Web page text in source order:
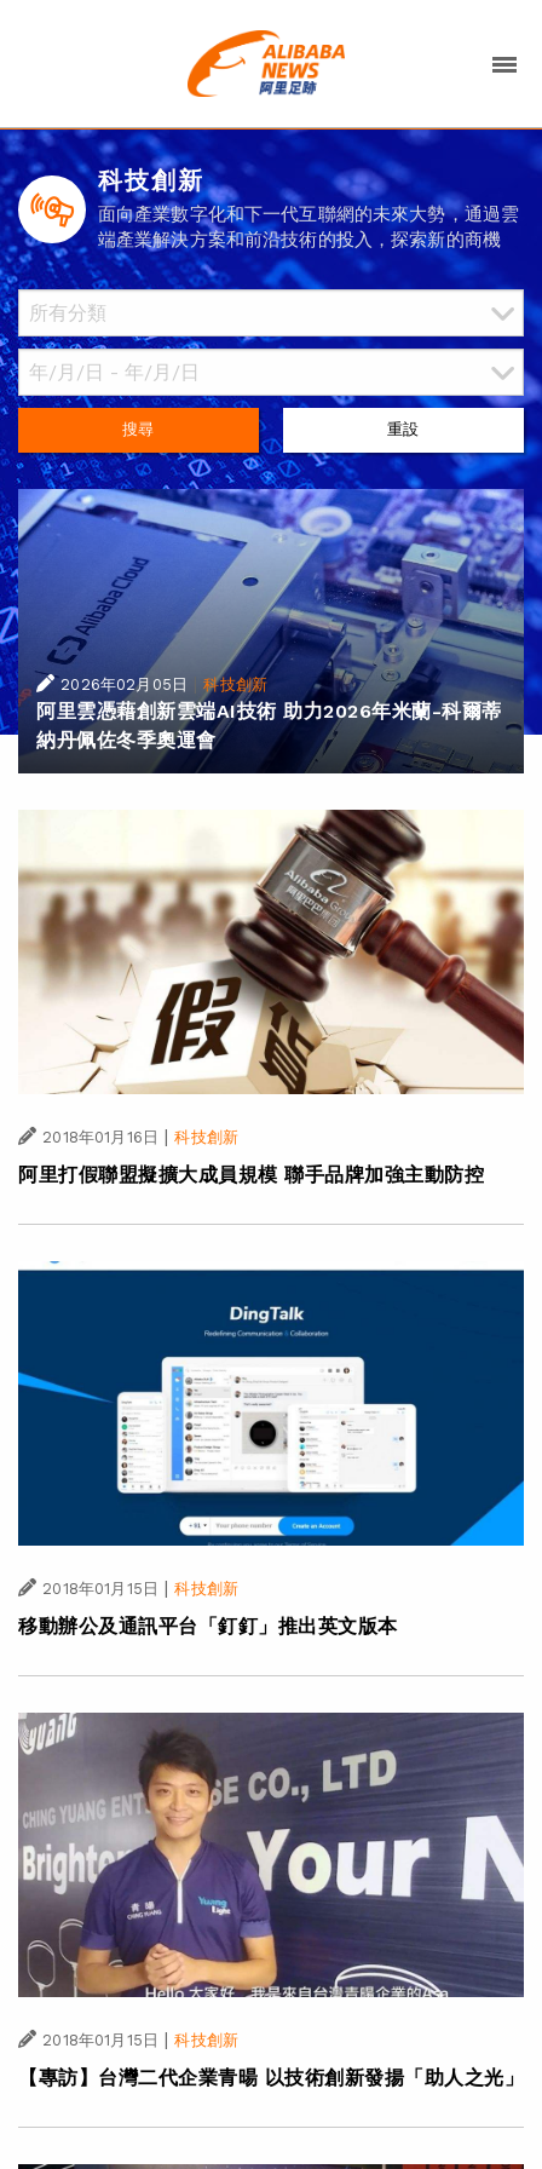
科技創新
面向產業數字化和下一代互聯網的未來大勢，通過雲
端產業解決方案和前沿技術的投入，探索新的商機
搜尋 重設
2026年02月05日 |科技創新
阿里雲憑藉創新雲端AI技術 助力2026年米蘭-科爾蒂
納丹佩佐冬季奧運會
2018年01月16日 | 科技創新
阿里打假聯盟擬擴大成員規模 聯手品牌加強主動防控
2018年01月15日 | 科技創新
移動辦公及通訊平台「釘釘」推出英文版本
2018年01月15日 | 科技創新
【專訪】台灣二代企業青暘 以技術創新發揚「助人之光」